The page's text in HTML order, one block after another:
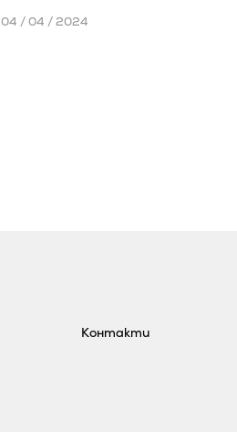
04 / 04 / 2024
Контакти